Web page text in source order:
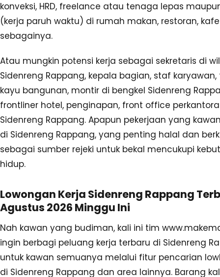
konveksi, HRD, freelance atau tenaga lepas
(kerja paruh waktu) di rumah makan, restoran,
sebagainya.
Atau mungkin potensi kerja sebagai sekretaris di
Sidenreng Rappang, kepala bagian, staf
kayu bangunan, montir di bengkel Sidenreng
frontliner hotel, penginapan, front office
Sidenreng Rappang. Apapun pekerjaan yang
di Sidenreng Rappang, yang penting halal dan
sebagai sumber rejeki untuk bekal mencukupi
hidup.
Lowongan Kerja Sidenreng Rappang
Agustus 2026 Minggu Ini
Nah kawan yang budiman, kali ini tim
ingin berbagi peluang kerja terbaru di Sidenreng
untuk kawan semuanya melalui fitur pencarian
di Sidenreng Rappang dan area lainnya. Barang